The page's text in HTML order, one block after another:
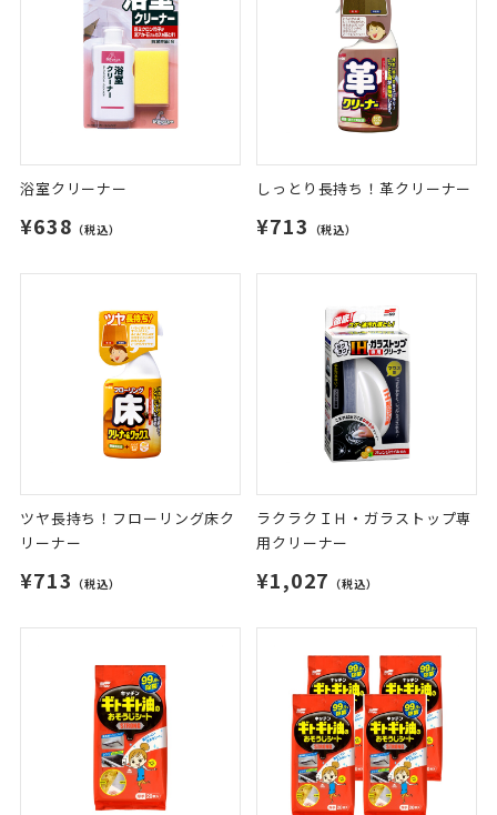
浴室クリーナー
¥638 （税込）
しっとり長持ち！革クリーナー
¥713 （税込）
ツヤ長持ち！フローリング床ク
リーナー
¥713 （税込）
ラクラクＩＨ・ガラストップ専
用クリーナー
¥1,027 （税込）